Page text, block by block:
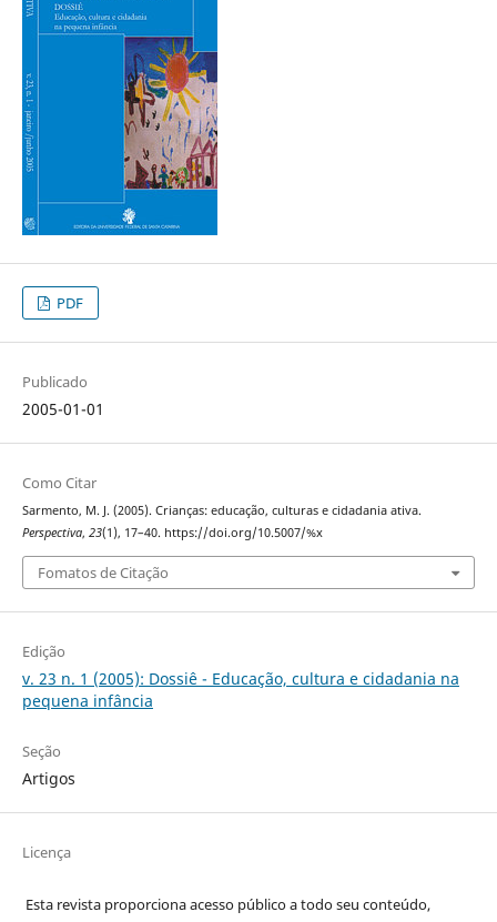
PDF
Publicado
2005-01-01
Como Citar
Sarmento, M. J. (2005). Crianças: educação, culturas e cidadania ativa.
Perspectiva, 23(1), 17–40. https://doi.org/10.5007/%x
Fomatos de Citação
Edição
v. 23 n. 1 (2005): Dossiê - Educação, cultura e cidadania na
pequena infância
Seção
Artigos
Licença
Esta revista proporciona acesso público a todo seu conteúdo,